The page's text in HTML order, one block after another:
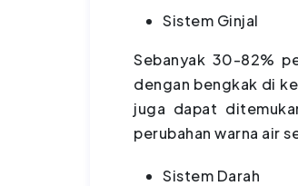
Sistem Ginjal
Sebanyak 30-82%
dengan bengkak di
juga dapat
perubahan warna air
Sistem Darah